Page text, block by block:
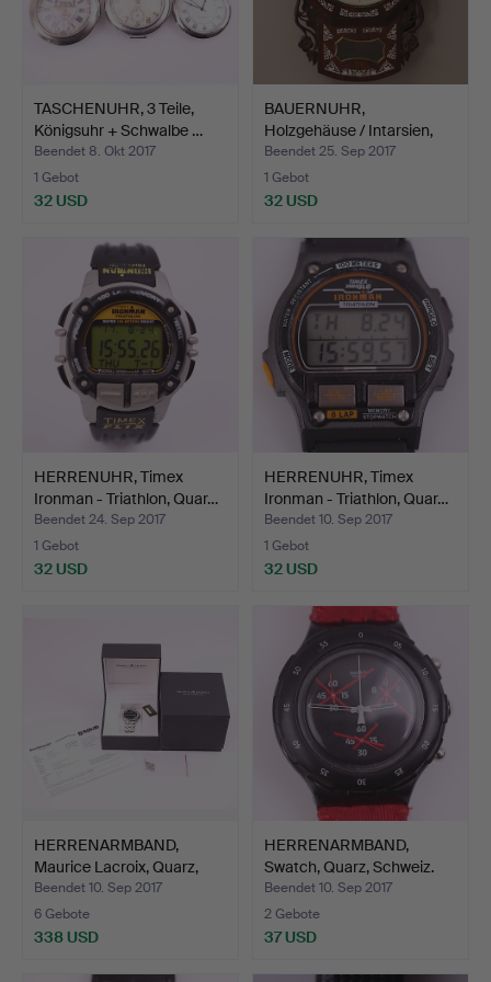
TASCHENUHR, 3 Teile,
Königsuhr + Schwalbe …
Beendet 8. Okt 2017
1 Gebot
32 USD
BAUERNUHR,
Holzgehäuse / Intarsien,
Ziffer…
Beendet 25. Sep 2017
1 Gebot
32 USD
HERRENUHR, Timex
Ironman - Triathlon, Quar…
Beendet 24. Sep 2017
1 Gebot
32 USD
HERRENUHR, Timex
Ironman - Triathlon, Quar…
Beendet 10. Sep 2017
1 Gebot
32 USD
HERRENARMBAND,
Maurice Lacroix, Quarz,
Sch…
Beendet 10. Sep 2017
6 Gebote
338 USD
HERRENARMBAND,
Swatch, Quarz, Schweiz.
Beendet 10. Sep 2017
2 Gebote
37 USD